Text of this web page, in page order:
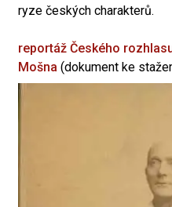
ryze českých charakterů.
reportáž Českého
Mošna (dokument ke